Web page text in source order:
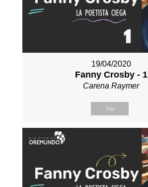
19/04/2020
Fanny Crosby - 1
Carena Raymer
Ver